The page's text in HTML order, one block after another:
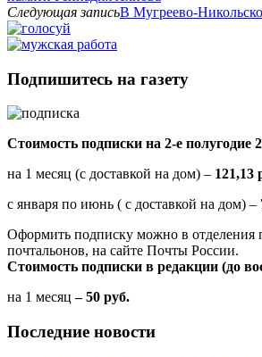
Следующая записьВ Мугреево-
Подпишитесь на газету
Стоимость подписки на 2-е полугодие
на 1 месяц (с доставкой на дом) – 121,13
с января по июнь ( с доставкой на дом) –
Оформить подписку можно в отделения
почтальонов, на сайте Почты России.
Стоимость подписки в редакции (до
на 1 месяц – 50 руб.
Последние новости